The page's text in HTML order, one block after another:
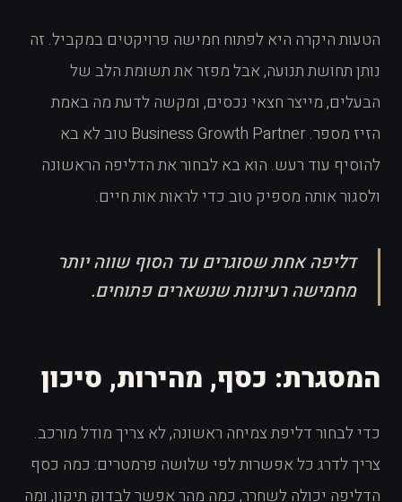
הטעות היקרה היא לפתוח חמישה פרויקטים במקביל. זה
נותן תחושת תנועה, אבל מפזר את תשומת הלב של
הבעלים, מייצר חצאי נכסים, ומקשה לדעת מה באמת
הזיז מספר. Business Growth Partner טוב לא בא
להוסיף עוד רעש. הוא בא לבחור את הדליפה הראשונה
ולסגור אותה מספיק טוב כדי לראות אות חיים.
דליפה אחת שסוגרים עד הסוף שווה יותר
מחמישה רעיונות שנשארים פתוחים.
המסגרת: כסף, מהירות, סיכון
כדי לבחור דליפת צמיחה ראשונה, לא צריך מודל מורכב.
צריך לדרג כל אפשרות לפי שלושה פרמטרים: כמה כסף
הדליפה יכולה לשחרר, כמה מהר אפשר לבדוק תיקון, ומה